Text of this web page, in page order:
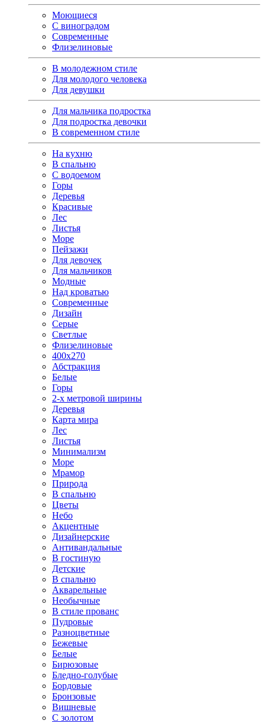
Моющиеся
С виноградом
Современные
Флизелиновые
В молодежном стиле
Для молодого человека
Для девушки
Для мальчика подростка
Для подростка девочки
В современном стиле
На кухню
В спальню
С водоемом
Горы
Деревья
Красивые
Лес
Листья
Море
Пейзажи
Для девочек
Для мальчиков
Модные
Над кроватью
Современные
Дизайн
Серые
Светлые
Флизелиновые
400х270
Абстракция
Белые
Горы
2-х метровой ширины
Деревья
Карта мира
Лес
Листья
Минимализм
Море
Мрамор
Природа
В спальню
Цветы
Небо
Акцентные
Дизайнерские
Антивандальные
В гостиную
Детские
В спальню
Акварельные
Необычные
В стиле прованс
Пудровые
Разноцветные
Бежевые
Белые
Бирюзовые
Бледно-голубые
Бордовые
Бронзовые
Вишневые
С золотом